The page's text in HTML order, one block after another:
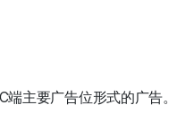
端主要广告位形式的广告。